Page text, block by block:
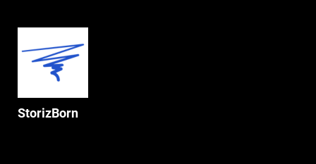
StorizBorn